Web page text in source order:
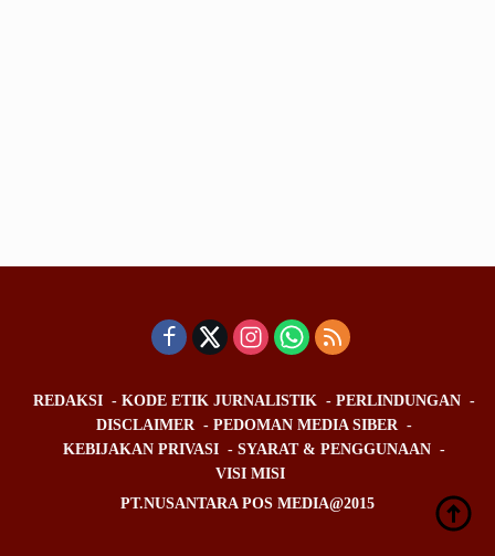
REDAKSI KODE ETIK JURNALISTIK
PERLINDUNGAN
DISCLAIMER
PEDOMAN MEDIA SIBER
KEBIJAKAN PRIVASI
SYARAT & PENGGUNAAN
VISI MISI
PT.NUSANTARA POS MEDIA@2015